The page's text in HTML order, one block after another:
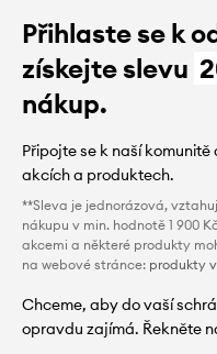
Přihlaste se k
získejte slevu
nákup.
Připojte se k naší
akcích a produktech.
**Sleva je jednorázová,
nákupu v min. hodnotě 1 900
akcemi a některé produkty
na webové stránce: produkty
Chceme, aby do vaší
opravdu zajímá. Řekněte